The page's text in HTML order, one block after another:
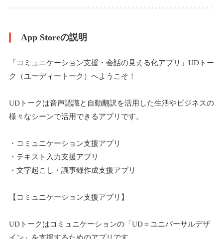
App Storeの説明
「コミュニケーション支援・会話の見える化アプリ」UDトー
ク（ユーディートーク）へようこそ！
UDトークは音声認識と自動翻訳を活用した生活やビジネスの
様々なシーンで活用できるアプリです。
・コミュニケーション支援アプリ
・テキスト入力支援アプリ
・文字起こし・議事録作成支援アプリ
【コミュニケーション支援アプリ】
UDトークはコミュニケーションの「UD＝ユニバーサルデザ